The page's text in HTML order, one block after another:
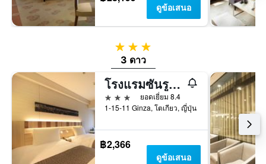
ดูข้อเสนอ
3 ดาว
3 ดาว
โรงแรมซันรูท กินซ่า
3 ดาว
ยอดเยี่ยม 8.4
1-15-11 Ginza, โตเกียว, ญี่ปุ่น
฿2,366
ดูข้อเสนอ